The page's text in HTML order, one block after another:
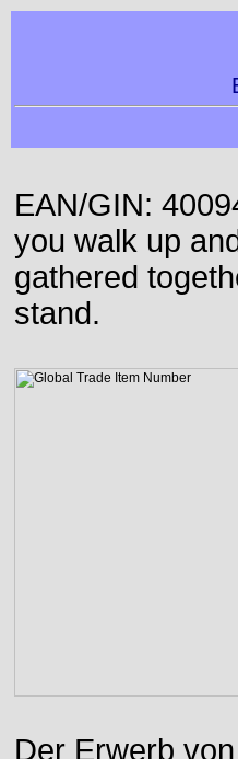
EAN/GIN:
you walk up
gathered
stand.
Der Erwerb